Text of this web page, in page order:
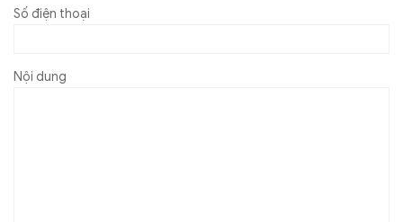
Số điện thoại
Nội dung